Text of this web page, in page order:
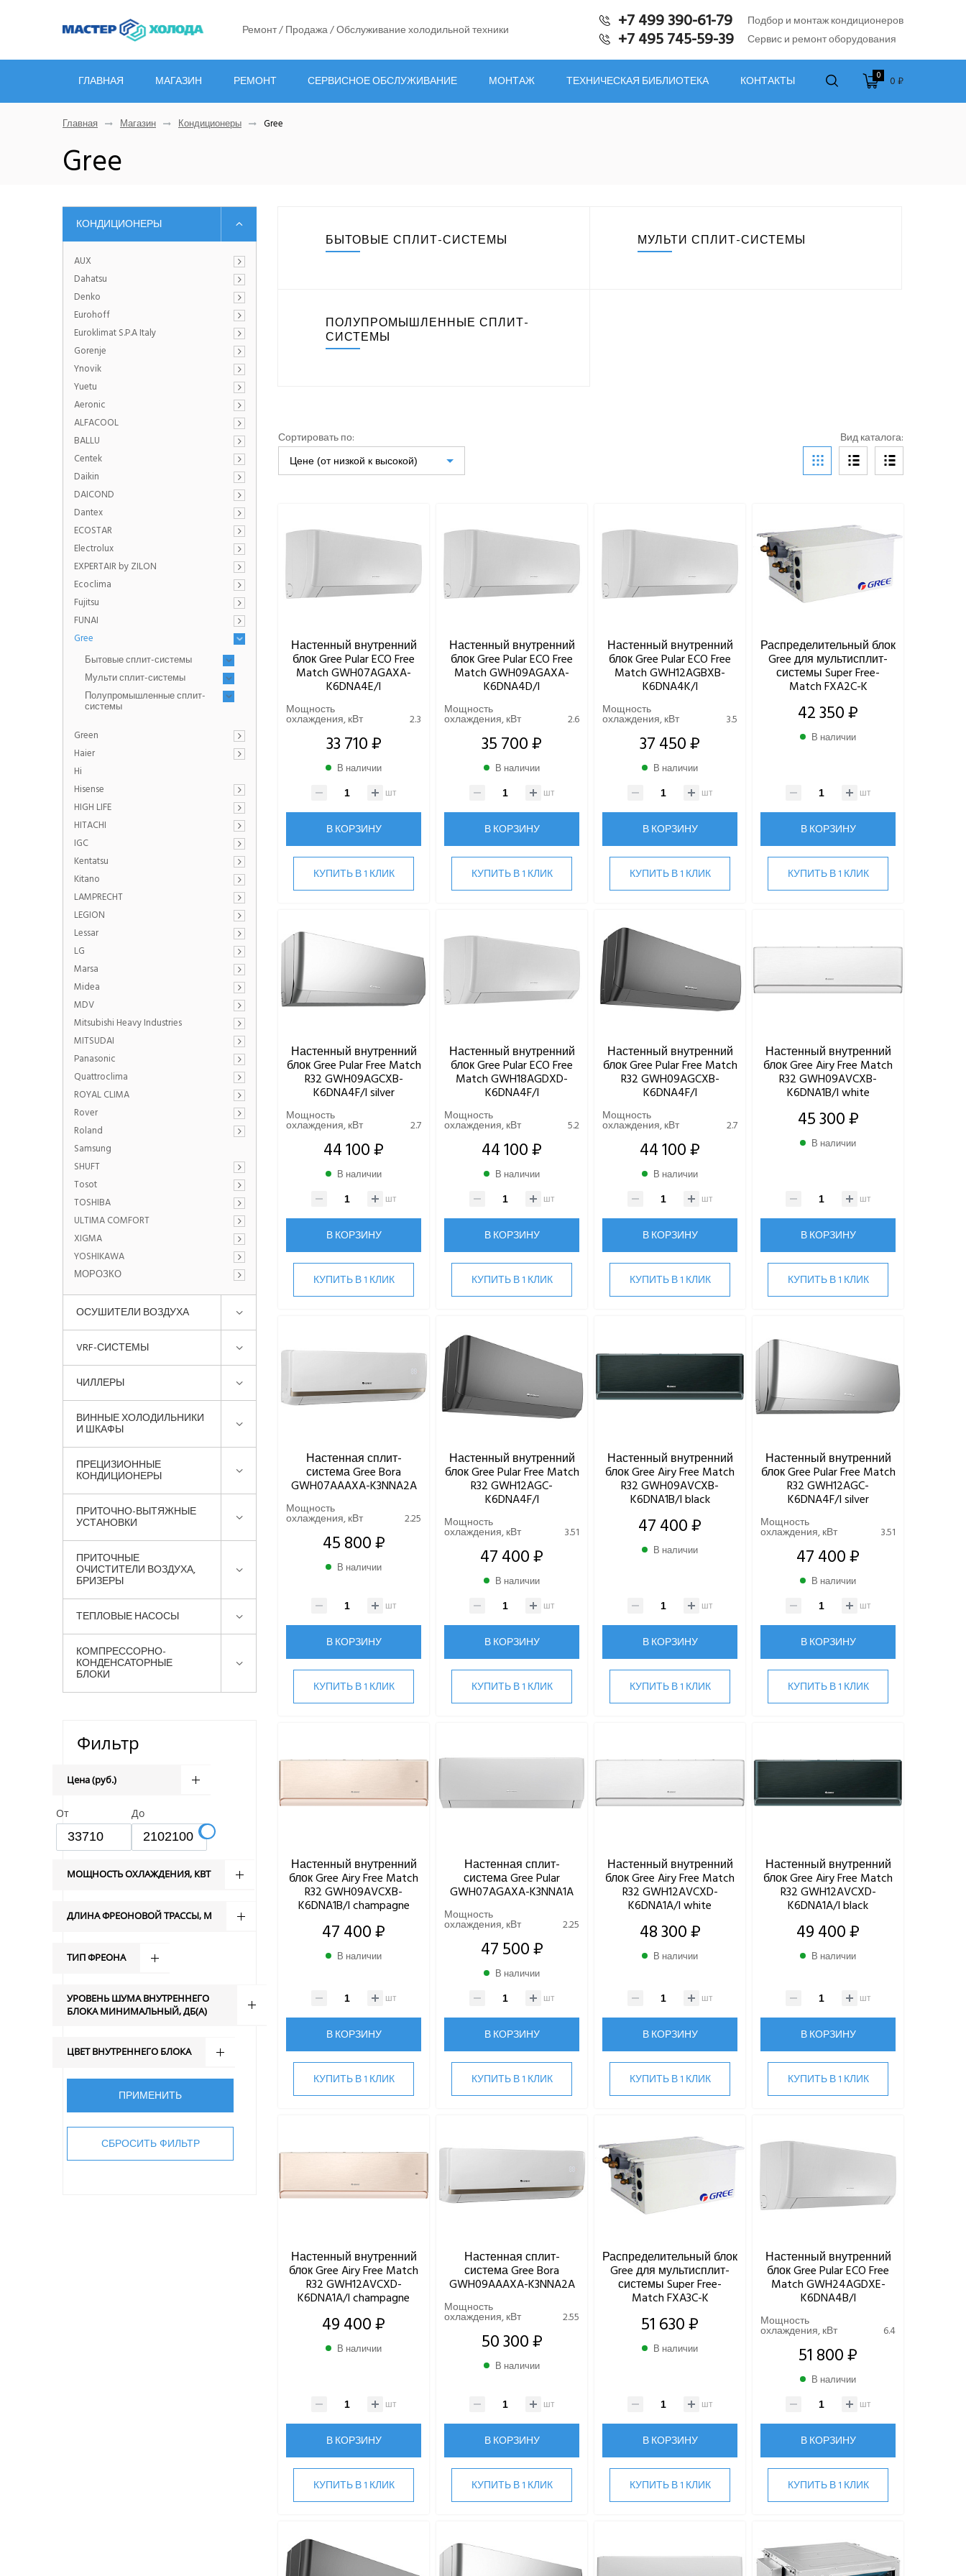
Ремонт / Продажа / Обслуживание холодильной техники +7 499 390-61-79 Подбор и монтаж кондиционеров
+7 495 745-59-39 Сервис и ремонт оборудования
ГЛАВНАЯ МАГАЗИН РЕМОНТ СЕРВИСНОЕ ОБСЛУЖИВАНИЕ МОНТАЖ ТЕХНИЧЕСКАЯ БИБЛИОТЕКА КОНТАКТЫ 0 0 ₽
Главная Магазин Кондиционеры Gree
Gree
КОНДИЦИОНЕРЫ
AUX
Dahatsu
Denko
Eurohoff
Euroklimat S.P.A Italy
Gorenje
Ynovik
Yuetu
Aeronic
ALFACOOL
BALLU
Centek
Daikin
DAICOND
Dantex
ECOSTAR
Electrolux
EXPERTAIR by ZILON
Ecoclima
Fujitsu
FUNAI
Gree
Бытовые сплит-системы
Мульти сплит-системы
Полупромышленные сплит-
системы
Green
Haier
Hi
Hisense
HIGH LIFE
HITACHI
IGC
Kentatsu
Kitano
LAMPRECHT
LEGION
Lessar
LG
Marsa
Midea
MDV
Mitsubishi Heavy Industries
MITSUDAI
Panasonic
Quattroclima
ROYAL CLIMA
Rover
Roland
Samsung
SHUFT
Tosot
TOSHIBA
ULTIMA COMFORT
XIGMA
YOSHIKAWA
МОРОЗКО
ОСУШИТЕЛИ ВОЗДУХА
VRF-СИСТЕМЫ
ЧИЛЛЕРЫ
ВИННЫЕ ХОЛОДИЛЬНИКИ
И ШКАФЫ
ПРЕЦИЗИОННЫЕ
КОНДИЦИОНЕРЫ
ПРИТОЧНО-ВЫТЯЖНЫЕ
УСТАНОВКИ
ПРИТОЧНЫЕ
ОЧИСТИТЕЛИ ВОЗДУХА,
БРИЗЕРЫ
ТЕПЛОВЫЕ НАСОСЫ
КОМПРЕССОРНО-
КОНДЕНСАТОРНЫЕ
БЛОКИ
Фильтр
Цена (руб.)
От До
МОЩНОСТЬ ОХЛАЖДЕНИЯ, КВТ
ДЛИНА ФРЕОНОВОЙ ТРАССЫ, М
ТИП ФРЕОНА
УРОВЕНЬ ШУМА ВНУТРЕННЕГО
БЛОКА МИНИМАЛЬНЫЙ, ДБ(А)
ЦВЕТ ВНУТРЕННЕГО БЛОКА
БЫТОВЫЕ СПЛИТ-СИСТЕМЫ МУЛЬТИ СПЛИТ-СИСТЕМЫ
ПОЛУПРОМЫШЛЕННЫЕ СПЛИТ-
СИСТЕМЫ
Сортировать по:
Цене (от низкой к высокой)
Вид каталога:
Настенный внутренний
блок Gree Pular ECO Free
Match GWH07AGAXA-
K6DNA4E/I
Мощность
охлаждения, кВт 2.3
33 710 ₽
В наличии
шт
В КОРЗИНУ
КУПИТЬ В 1 КЛИК
Настенный внутренний
блок Gree Pular ECO Free
Match GWH09AGAXA-
K6DNA4D/I
Мощность
охлаждения, кВт 2.6
35 700 ₽
В наличии
шт
В КОРЗИНУ
КУПИТЬ В 1 КЛИК
Настенный внутренний
блок Gree Pular ECO Free
Match GWH12AGBXB-
K6DNA4K/I
Мощность
охлаждения, кВт 3.5
37 450 ₽
В наличии
шт
В КОРЗИНУ
КУПИТЬ В 1 КЛИК
Распределительный блок
Gree для мультисплит-
системы Super Free-
Match FXA2C-K
42 350 ₽
В наличии
шт
В КОРЗИНУ
КУПИТЬ В 1 КЛИК
Настенный внутренний
блок Gree Pular Free Match
R32 GWH09AGCXB-
K6DNA4F/I silver
Мощность
охлаждения, кВт 2.7
44 100 ₽
В наличии
шт
В КОРЗИНУ
КУПИТЬ В 1 КЛИК
Настенный внутренний
блок Gree Pular ECO Free
Match GWH18AGDXD-
K6DNA4F/I
Мощность
охлаждения, кВт 5.2
44 100 ₽
В наличии
шт
В КОРЗИНУ
КУПИТЬ В 1 КЛИК
Настенный внутренний
блок Gree Pular Free Match
R32 GWH09AGCXB-
K6DNA4F/I
Мощность
охлаждения, кВт 2.7
44 100 ₽
В наличии
шт
В КОРЗИНУ
КУПИТЬ В 1 КЛИК
Настенный внутренний
блок Gree Airy Free Match
R32 GWH09AVCXB-
K6DNA1B/I white
45 300 ₽
В наличии
шт
В КОРЗИНУ
КУПИТЬ В 1 КЛИК
Настенная сплит-
система Gree Bora
GWH07AAAXA-K3NNA2A
Мощность
охлаждения, кВт 2.25
45 800 ₽
В наличии
шт
В КОРЗИНУ
КУПИТЬ В 1 КЛИК
Настенный внутренний
блок Gree Pular Free Match
R32 GWH12AGC-
K6DNA4F/I
Мощность
охлаждения, кВт 3.51
47 400 ₽
В наличии
шт
В КОРЗИНУ
КУПИТЬ В 1 КЛИК
Настенный внутренний
блок Gree Airy Free Match
R32 GWH09AVCXB-
K6DNA1B/I black
47 400 ₽
В наличии
шт
В КОРЗИНУ
КУПИТЬ В 1 КЛИК
Настенный внутренний
блок Gree Pular Free Match
R32 GWH12AGC-
K6DNA4F/I silver
Мощность
охлаждения, кВт 3.51
47 400 ₽
В наличии
шт
В КОРЗИНУ
КУПИТЬ В 1 КЛИК
Настенный внутренний
блок Gree Airy Free Match
R32 GWH09AVCXB-
K6DNA1B/I champagne
47 400 ₽
В наличии
шт
В КОРЗИНУ
КУПИТЬ В 1 КЛИК
Настенная сплит-
система Gree Pular
GWH07AGAXA-K3NNA1A
Мощность
охлаждения, кВт 2.25
47 500 ₽
В наличии
шт
В КОРЗИНУ
КУПИТЬ В 1 КЛИК
Настенный внутренний
блок Gree Airy Free Match
R32 GWH12AVCXD-
K6DNA1A/I white
48 300 ₽
В наличии
шт
В КОРЗИНУ
КУПИТЬ В 1 КЛИК
Настенный внутренний
блок Gree Airy Free Match
R32 GWH12AVCXD-
K6DNA1A/I black
49 400 ₽
В наличии
шт
В КОРЗИНУ
КУПИТЬ В 1 КЛИК
Настенный внутренний
блок Gree Airy Free Match
R32 GWH12AVCXD-
K6DNA1A/I champagne
49 400 ₽
В наличии
шт
В КОРЗИНУ
КУПИТЬ В 1 КЛИК
Настенная сплит-
система Gree Bora
GWH09AAAXA-K3NNA2A
Мощность
охлаждения, кВт 2.55
50 300 ₽
В наличии
шт
В КОРЗИНУ
КУПИТЬ В 1 КЛИК
Распределительный блок
Gree для мультисплит-
системы Super Free-
Match FXA3C-K
51 630 ₽
В наличии
шт
В КОРЗИНУ
КУПИТЬ В 1 КЛИК
Настенный внутренний
блок Gree Pular ECO Free
Match GWH24AGDXE-
K6DNA4B/I
Мощность
охлаждения, кВт 6.4
51 800 ₽
В наличии
шт
В КОРЗИНУ
КУПИТЬ В 1 КЛИК